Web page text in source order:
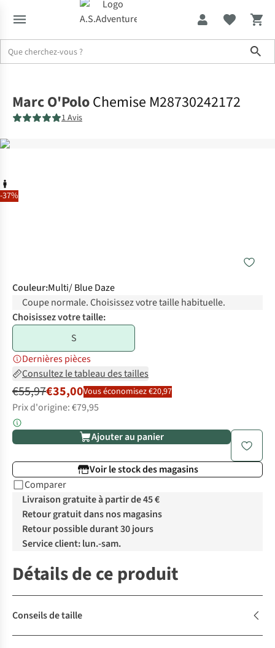
-37%
Marc O'PoloChemise M28730242172
1 Avis
Couleur:Multi/ Blue Daze
Coupe normale. Choisissez votre taille habituelle.
Choisissez votre taille:
S
Dernières pièces
Consultez le tableau des tailles
€55,97€35,00Vous économisez €20,97
Prix d'origine: €79,95
Ajouter au panier
Voir le stock des magasins
Comparer
Livraison gratuite à partir de 45 €
Retour gratuit dans nos magasins
Retour possible durant 30 jours
Service client: lun.-sam.
Détails de ce produit
Conseils de taille